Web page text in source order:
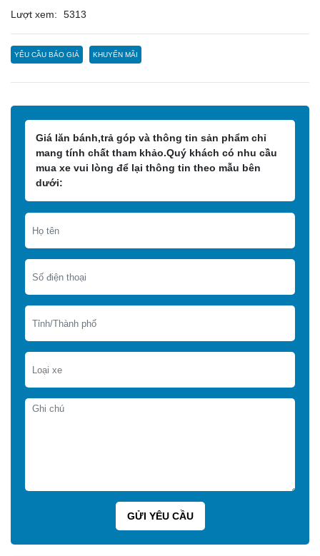
Lượt xem: 5313
YÊU CẦU BÁO GIÁ KHUYẾN MÃI
Giá lăn bánh,trả góp và thông tin sản phẩm chỉ
mang tính chất tham khảo.Quý khách có nhu cầu
mua xe vui lòng để lại thông tin theo mẫu bên
dưới: